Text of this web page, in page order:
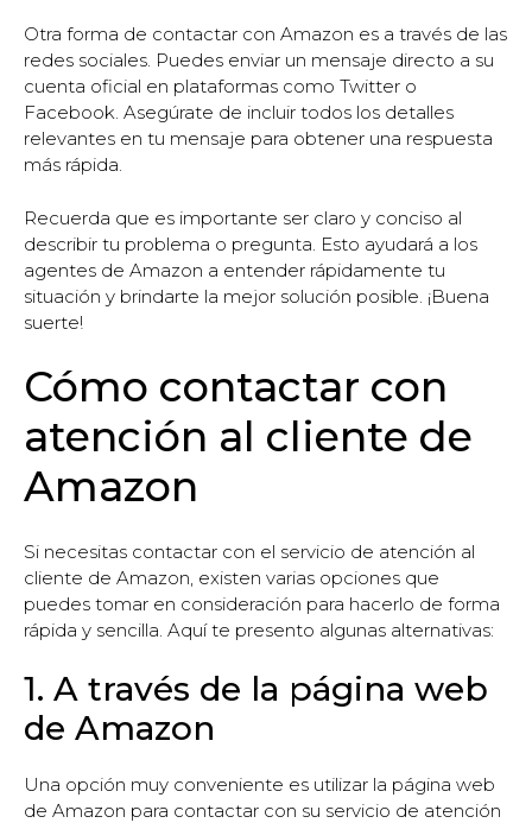
Otra forma de contactar con Amazon es a través de las
redes sociales. Puedes enviar un mensaje directo a su
cuenta oficial en plataformas como Twitter o
Facebook. Asegúrate de incluir todos los detalles
relevantes en tu mensaje para obtener una respuesta
más rápida.
Recuerda que es importante ser claro y conciso al
describir tu problema o pregunta. Esto ayudará a los
agentes de Amazon a entender rápidamente tu
situación y brindarte la mejor solución posible. ¡Buena
suerte!
Cómo contactar con
atención al cliente de
Amazon
Si necesitas contactar con el servicio de atención al
cliente de Amazon, existen varias opciones que
puedes tomar en consideración para hacerlo de forma
rápida y sencilla. Aquí te presento algunas alternativas:
1. A través de la página web
de Amazon
Una opción muy conveniente es utilizar la página web
de Amazon para contactar con su servicio de atención